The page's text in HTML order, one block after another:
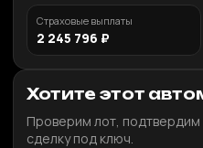
Страховые выплаты
2 245 796 ₽
Хотите этот
Проверим лот,
сделку под ключ.